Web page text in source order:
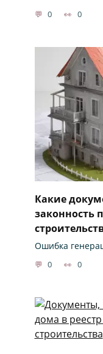
0 0
Какие
законность
Ошибка
0 0